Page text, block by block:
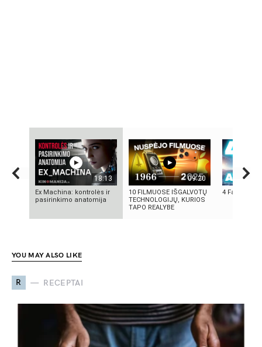
18:13
Ex Machina: kontrolės ir
pasirinkimo anatomija
09:20
10 FILMUOSE IŠGALVOTŲ
TECHNOLOGIJŲ, KURIOS
TAPO REALYBE
4 Faktai
YOU MAY ALSO LIKE
R RECEPTAI